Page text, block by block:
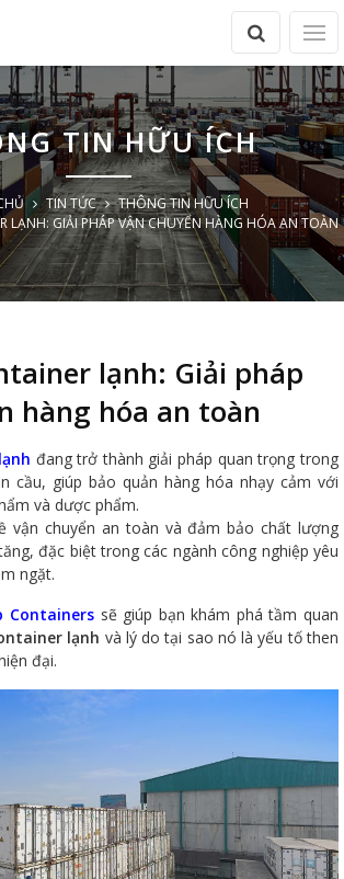
TIN HỮU ÍCH
TIN TỨC
THÔNG TIN HỮU ÍCH
LẠNH: GIẢI PHÁP VẬN CHUYỂN HÀNG HÓA AN TOÀN
lạnh: Giải pháp
hàng hóa an toàn
đang trở thành giải pháp quan trọng trong
cầu, giúp bảo quản hàng hóa nhạy cảm với
và dược phẩm.
vận chuyển an toàn và đảm bảo chất lượng
đặc biệt trong các ngành công nghiệp yêu
ngặt.
Containers sẽ giúp bạn khám phá tầm quan
lạnh và lý do tại sao nó là yếu tố then
đại.